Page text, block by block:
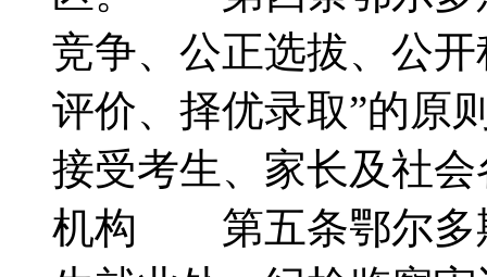
竞争、公正选拔、公
评价、择优录取”的原
接受考生、家长及社
机构 第五条鄂尔多